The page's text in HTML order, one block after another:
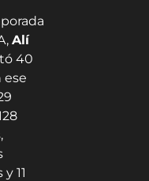
Alí
40
ese
11